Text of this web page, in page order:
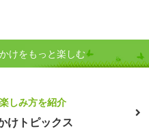
けをもっと楽しむ
しみ方を紹介
けトピックス